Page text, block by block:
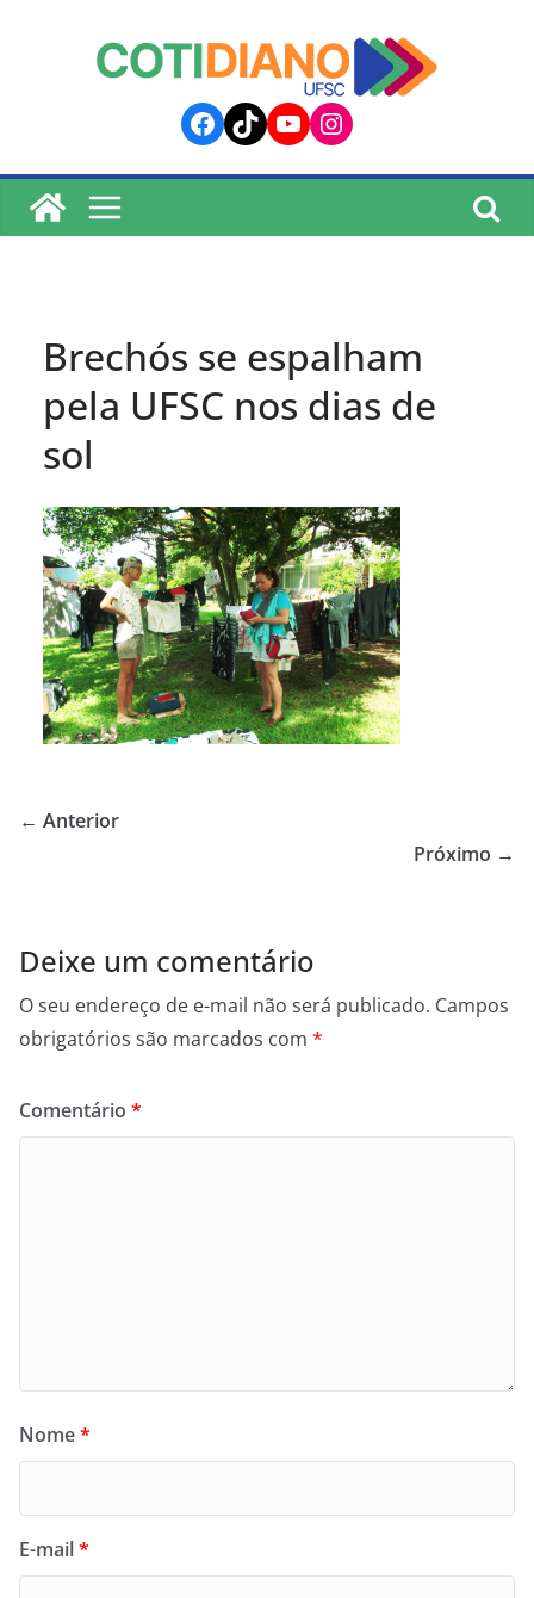
Facebook
TikTokYouTube
Instagram
Brechós se espalham
pela UFSC nos dias de
sol
← Anterior
Próximo →
Deixe um comentário
O seu endereço de e-mail não será publicado. Campos
obrigatórios são marcados com *
Comentário *
Nome*
E-mail*